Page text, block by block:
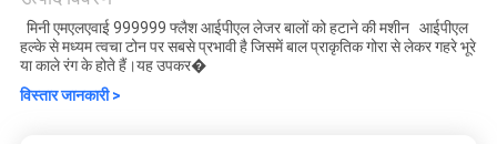
मिनी एमएलएवाई 999999 फ्लैश आईपीएल लेजर बालों को हटाने की मशीन आईपीएल
हल्के से मध्यम त्वचा टोन पर सबसे प्रभावी है जिसमें बाल प्राकृतिक गोरा से लेकर गहरे भूरे
या काले रंग के होते हैं।यह उपकर�
विस्तार जानकारी >